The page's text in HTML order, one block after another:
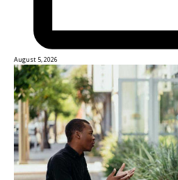
August 5, 2026